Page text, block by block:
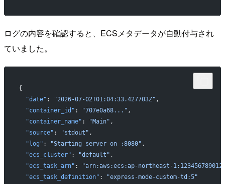
ログの内容を確認すると、ECSメタデータが自動付与され
ていました。
{
  "date"
: "2026-07-02T01:04:33.427703Z" ,
  "container_id"
: "707e0a68..." ,
  "container_name"
: "Main" ,
  "source"
: "stdout" ,
  "log"
: "Starting server on :8080" ,
  "ecs_cluster"
: "default" ,
  "ecs_task_arn"
:
"arn:aws:ecs:ap-northeast-
  "ecs_task_definition"
:
"express-mode-custom-td:5"